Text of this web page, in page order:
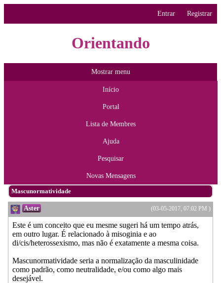
Entrar Registrar
Orientando
Mostrar menu
Início
Portal
Lista de Membres
Ajuda
Pesquisar
Novas Mensagens
Mascunormatividade
(03-05-2017, 07:02 PM )
Aster
Este é um conceito que eu mesme sugeri há um tempo atrás,
em outro lugar. É relacionado à misoginia e ao
di/cis/heterossexismo, mas não é exatamente a mesma coisa.
Mascunormatividade seria a normalização da masculinidade
como padrão, como neutralidade, e/ou como algo mais
desejável.